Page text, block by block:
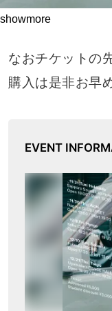
showmore
なおチケットの
購入は是非お早
EVENT